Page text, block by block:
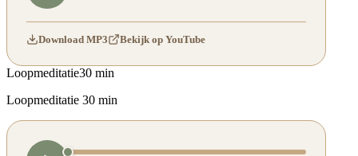
Download MP3 Bekijk op YouTube
Loopmeditatie30 min
Loopmeditatie 30 min